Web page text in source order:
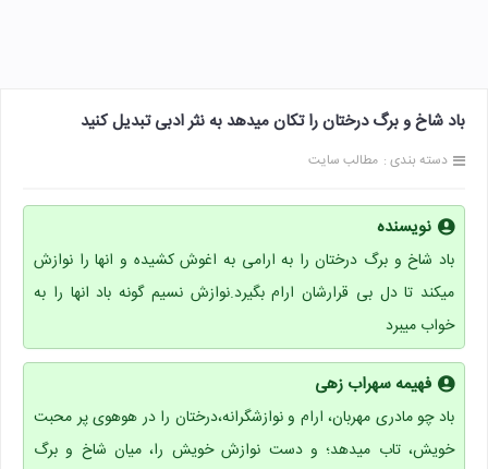
باد شاخ و برگ درختان را تکان میدهد به نثر ادبی تبدیل کنید
دسته بندی : مطالب سایت
نویسنده
باد شاخ و برگ درختان را به ارامی به اغوش کشیده و انها را نوازش
میکند تا دل بی قرارشان ارام بگیرد.نوازش نسیم گونه باد انها را به
خواب میبرد
فهیمه سهراب زهی
باد چو مادری مهربان، ارام و نوازشگرانه،درختان را در هوهوی پر محبت
خویش، تاب میدهد؛ و دست نوازش خویش را، میان شاخ و برگ